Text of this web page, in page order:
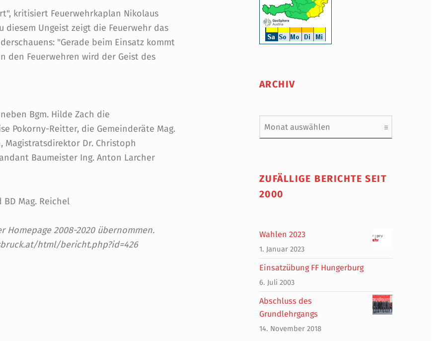
kritisiert Feuerwehrkaplan Nikolaus
diesem Ungeist zeigt die Feuerwehr das
"Gerade beim Einsatz kommt
den Feuerwehren wird der Geist des
Bgm. Hilde Zach die
Pokorny-Reitter, die Gemeinderäte Mag.
Magistratsdirektor Dr. Christoph
Baumeister Ing. Anton Larcher
Mag. Reichel
Homepage 2008-2020 übernommen.
html/bericht.php?id=426
ARCHIV
Archiv
ZUFÄLLIGE BERICHTE SEIT
2000
Wahlen 2023
1. Januar 2023
Einsatzübung FF Hungerburg
6. Juli 2003
Abschluss des
Grundlehrgangs
14. November 2018